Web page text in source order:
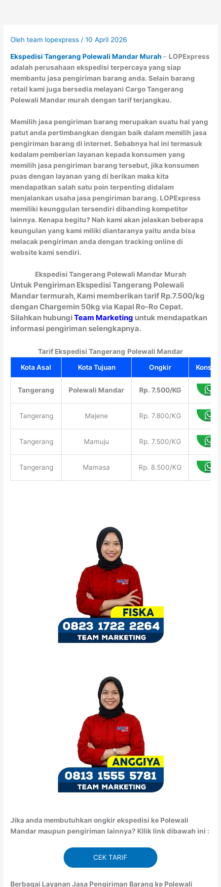
Olehteam lopexpress /10 April 2026
Ekspedisi Tangerang Polewali Mandar Murah– LOPExpress
adalah perusahaan ekspedisi terpercaya yang siap
membantu jasa pengiriman barang anda. Selain barang
retail kami juga bersedia melayani Cargo Tangerang
Polewali Mandar murah dengan tarif terjangkau.
Memilih jasa pengiriman barang merupakan suatu hal yang
patut anda pertimbangkan dengan baik dalam memilih jasa
pengiriman barang di internet. Sebabnya hal ini termasuk
kedalam pemberian layanan kepada konsumen yang
memilih jasa pengiriman barang tersebut, jika konsumen
puas dengan layanan yang di berikan maka kita
mendapatkan salah satu poin terpenting didalam
menjalankan usaha jasa pengiriman barang. LOPExpress
memiliki keunggulan tersendiri dibanding kompetitor
lainnya. Kenapa begitu? Nah kami akan jelaskan beberapa
keungulan yang kami miliki diantaranya yaitu anda bisa
melacak pengiriman anda dengan tracking online di
website kami sendiri.
Ekspedisi Tangerang Polewali Mandar Murah
Untuk Pengiriman Ekspedisi Tangerang Polewali
Mandar termurah, Kami memberikan tarif Rp.7.500/kg
dengan Chargemin 50kg via Kapal Ro-Ro Cepat.
Silahkan hubungiTeam Marketing untuk mendapatkan
informasi pengiriman selengkapnya.
Tarif Ekspedisi Tangerang Polewali Mandar
Kota Asal
Kota Tujuan Ongkir
Tangerang Polewali Mandar Rp. 7.500/KG
Tangerang Majene Rp. 7.800/KG
Tangerang Mamuju Rp. 7.500/KG
Tangerang Mamasa Rp. 8.500/KG
Jika anda membutuhkan ongkir ekspedisi ke Polewali
Mandar maupun pengiriman lainnya? Kllik link dibawah ini :
CEK TARIF
Berbagai Layanan Jasa Pengiriman Barang ke Polewali